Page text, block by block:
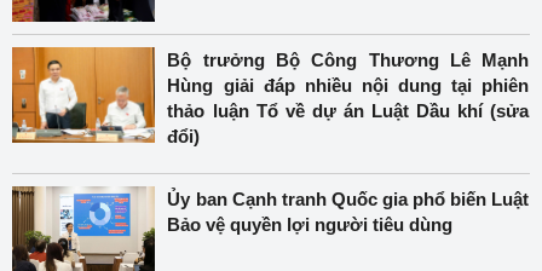
Bộ trưởng Bộ Công Thương Lê Mạnh
Hùng giải đáp nhiều nội dung tại phiên
thảo luận Tổ về dự án Luật Dầu khí (sửa
đổi)
Ủy ban Cạnh tranh Quốc gia phổ biến Luật
Bảo vệ quyền lợi người tiêu dùng